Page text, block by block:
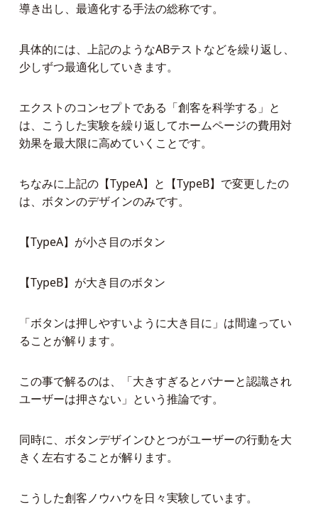
導き出し、最適化する手法の総称です。
具体的には、上記のようなABテストなどを繰り返し、
少しずつ最適化していきます。
エクストのコンセプトである「創客を科学する」と
は、こうした実験を繰り返してホームページの費用対
効果を最大限に高めていくことです。
ちなみに上記の【TypeA】と【TypeB】で変更したの
は、ボタンのデザインのみです。
【TypeA】が小さ目のボタン
【TypeB】が大き目のボタン
「ボタンは押しやすいように大き目に」は間違ってい
ることが解ります。
この事で解るのは、「大きすぎるとバナーと認識され
ユーザーは押さない」という推論です。
同時に、ボタンデザインひとつがユーザーの行動を大
きく左右することが解ります。
こうした創客ノウハウを日々実験しています。